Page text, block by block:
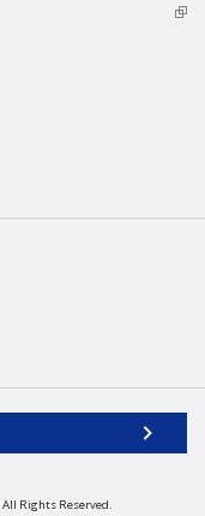
All Rights Reserved.